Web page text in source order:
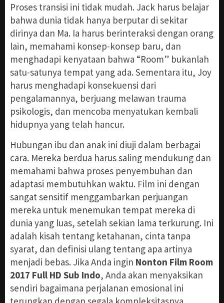
Proses transisi ini tidak mudah. Jack harus belajar
bahwa dunia tidak hanya berputar di sekitar
dirinya dan Ma. Ia harus berinteraksi dengan orang
lain, memahami konsep-konsep baru, dan
menghadapi kenyataan bahwa “Room” bukanlah
satu-satunya tempat yang ada. Sementara itu, Joy
harus menghadapi konsekuensi dari
pengalamannya, berjuang melawan trauma
psikologis, dan mencoba menyatukan kembali
hidupnya yang telah hancur.
Hubungan ibu dan anak ini diuji dalam berbagai
cara. Mereka berdua harus saling mendukung dan
memahami bahwa proses penyembuhan dan
adaptasi membutuhkan waktu. Film ini dengan
sangat sensitif menggambarkan perjuangan
mereka untuk menemukan tempat mereka di
dunia yang luas, setelah sekian lama terkurung. Ini
adalah kisah tentang ketahanan, cinta tanpa
syarat, dan definisi ulang tentang apa artinya
menjadi bebas. Jika Anda ingin Nonton Film Room
2017 Full HD Sub Indo, Anda akan menyaksikan
sendiri bagaimana perjalanan emosional ini